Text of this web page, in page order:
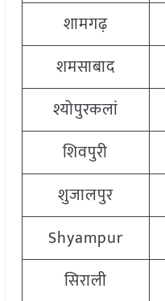
शामगढ़
शमसाबाद
श्योपुरकलां
शिवपुरी
शुजालपुर
Shyampur
सिराली